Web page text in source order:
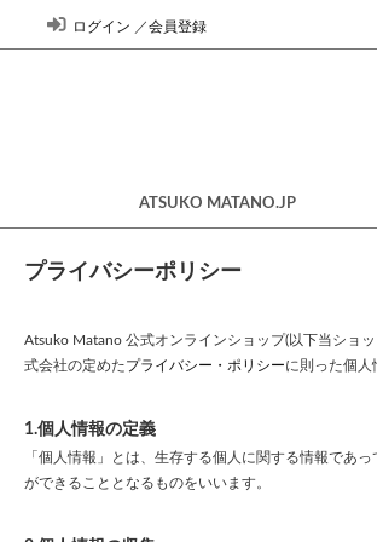
ログイン ／会員登録
ATSUKO MATANO.JP
プライバシーポリシー
Atsuko Matano 公式オンラインショップ(以下当ショッ
式会社の定めたプライバシー・ポリシーに則った個人
1.個人情報の定義
「個人情報」とは、生存する個人に関する情報であ
ができることとなるものをいいます。